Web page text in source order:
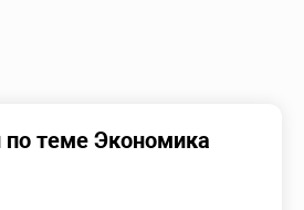
по теме Экономика